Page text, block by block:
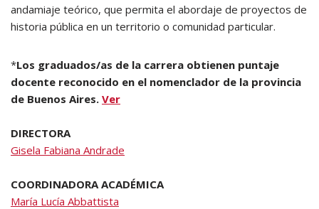
andamiaje teórico, que permita el abordaje de proyectos de
historia pública en un territorio o comunidad particular.
*Los graduados/as de la carrera obtienen puntaje
docente reconocido en el nomenclador de la provincia
de Buenos Aires. Ver
DIRECTORA
Gisela Fabiana Andrade
COORDINADORA ACADÉMICA
María Lucía Abbattista